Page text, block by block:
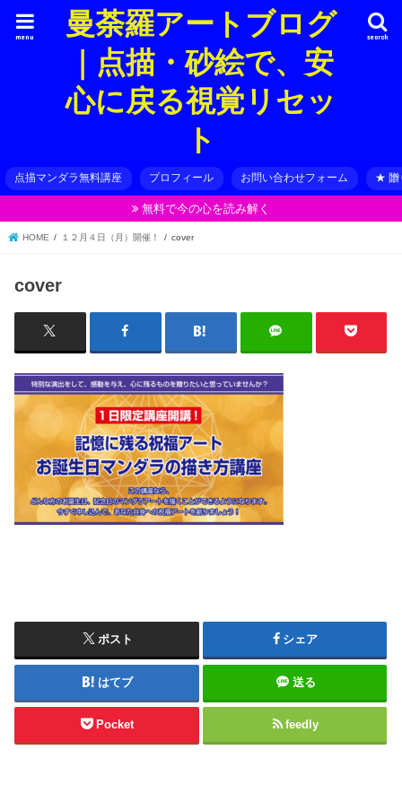
曼荼羅アートブログ
｜点描・砂絵で、安
心に戻る視覚リセッ
ト
search
menu
点描マンダラ無料講座 プロフィール お問い合わせフォーム ★ 贈
無料で今の心を読み解く
HOME １２月４日（月）開催！ cover
cover
ポスト シェア
はてブ 送る
Pocket feedly